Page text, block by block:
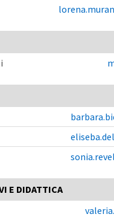
E DIDATTICA